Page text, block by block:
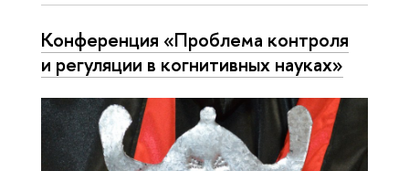
Конференция «Проблема контроля
и регуляции в когнитивных науках»